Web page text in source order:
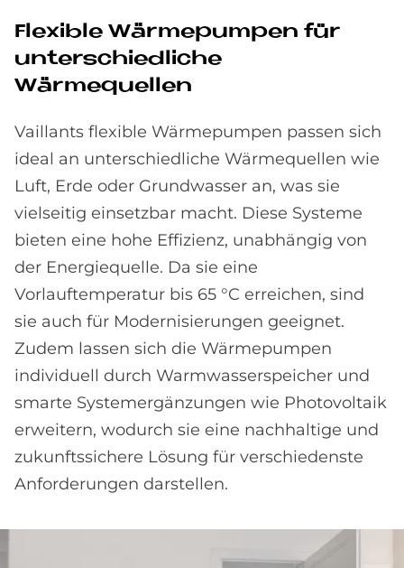
Flexible Wärmepumpen für
unterschiedliche
Wärmequellen
Vaillants flexible Wärmepumpen passen sich
ideal an unterschiedliche Wärmequellen wie
Luft, Erde oder Grundwasser an, was sie
vielseitig einsetzbar macht. Diese Systeme
bieten eine hohe Effizienz, unabhängig von
der Energiequelle. Da sie eine
Vorlauftemperatur bis 65 °C erreichen, sind
sie auch für Modernisierungen geeignet.
Zudem lassen sich die Wärmepumpen
individuell durch Warmwasserspeicher und
smarte Systemergänzungen wie Photovoltaik
erweitern, wodurch sie eine nachhaltige und
zukunftssichere Lösung für verschiedenste
Anforderungen darstellen.